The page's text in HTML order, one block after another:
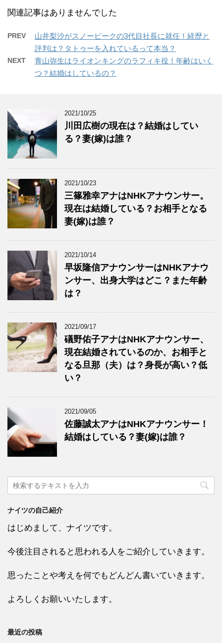
関連記事はありませんでした
PREV
山井梨沙がスノーピークの3代目社長に就任！経歴と
評判は？タトゥーを入れているって本当？
NEXT
青山弥生はライオンキングのラフィキ役！年齢はいく
つ？結婚はしているの？
2021/10/25
川田広樹の現在は？結婚はしてい
る？妻(嫁)は誰？
2021/10/23
三篠雅幸アナはNHKアナウンサー。
現在は結婚している？お相手となる
妻(嫁)は誰？
2021/10/14
早坂隆信アナウンサーはNHKアナウ
ンサー、出身大学はどこ？また年齢
は？
2021/09/17
礒野佑子アナはNHKアナウンサー、
現在結婚されているのか、お相手と
なる旦那（夫）は？身長が高い？低
い？
2021/09/05
佐藤誠太アナはNHKアナウンサー！
結婚はしている？妻(嫁)は誰？
ナイツの自己紹介
はじめまして、ナイツです。
今後注目されると思われる人をご紹介していきます。
思ったことや考えを何でもどんどん書いていきます。
よろしくお願いいたします。
最近の投稿